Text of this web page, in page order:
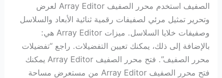
الصفيف استخدم محرر الصفيف Array Editor لعرض
وتحرير تمثيل مرئي لصفيفات رقمية ثنائية الأبعاد والسلاسل
وصفيفات خلايا السلاسل. ميزات Array Editor هي:
بالإضافة إلى ذلك، يمكنك تعيين التفضيلات. راجع “تفضيلات
محرر الصفيف”. فتح محرر الصفيف Array Editor يمكنك
فتح محرر الصفيف Array Editor من مستعرض مساحة